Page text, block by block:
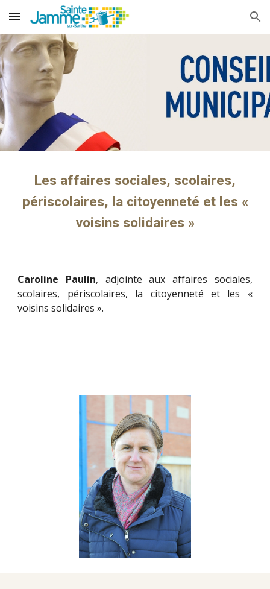
Skip to main content Skip to navigation
Les affaires sociales, scolaires,
périscolaires, la citoyenneté et les «
voisins solidaires »
Caroline Paulin, adjointe aux affaires sociales,
scolaires, périscolaires, la citoyenneté et les «
voisins solidaires ».